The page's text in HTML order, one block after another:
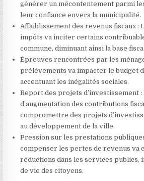
générer un mécontentement parmi
leur confiance envers la municipalité.
Affaiblissement des revenus fiscaux :
impôts va inciter certains
commune, diminuant ainsi la base
Épreuves rencontrées par les
prélèvements va impacter le budget
accentuant les inégalités sociales.
Report des projets d’investissement :
d’augmentation des contributions
compromettre des projets
au développement de la ville.
Pression sur les prestations
compenser les pertes de revenus va
réductions dans les services publics,
de vie des citoyens.